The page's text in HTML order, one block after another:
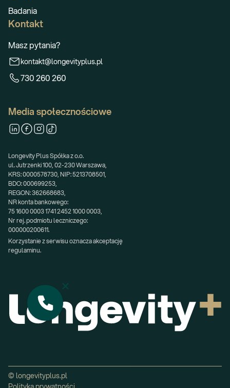
Badania
Kontakt
Masz pytania?
kontakt@longevityplus.pl
730 260 260
Media społecznościowe
Longevity Plus Spółka z o.o.
ul. Jutrzenki 100, 02-230 Warszawa,
KRS: 0000578730, NIP: 5213708501,
BDO: 000699253,
REGON: 362668683,
NR konta bankowego:
75 1600 0003 1741 2452 1000 0003,
Nr rej. podmiotu leczniczego:
000000200611.
Korzystanie z serwisu oznacza akceptację
regulaminu.
© longevityplus.pl